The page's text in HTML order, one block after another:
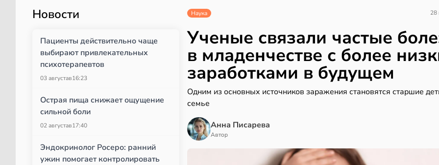
Новости
Пациенты действительно чаще
выбирают привлекательных
психотерапевтов
03 августав16:23
Острая пища снижает ощущение
сильной боли
02 августав17:40
Эндокринолог Росеро: ранний
ужин помогает контролировать
Наука 28
Ученые связали частые
в младенчестве с более
заработками в будущем
Одним из основных источников заражения становятся старшие
семье
Анна Писарева
Автор